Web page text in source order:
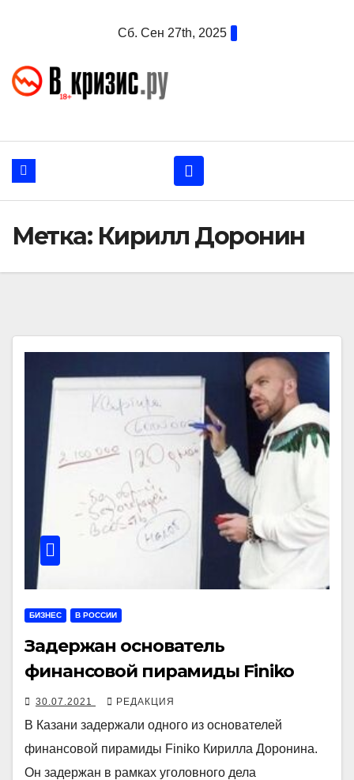
Сб. Сен 27th, 2025
Метка: Кирилл Доронин
БИЗНЕС В РОССИИ
Задержан основатель
финансовой пирамиды Finiko
30.07.2021 РЕДАКЦИЯ
В Казани задержали одного из основателей
финансовой пирамиды Finiko Кирилла Доронина.
Он задержан в рамках уголовного дела